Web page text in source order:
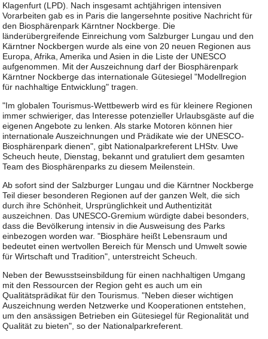
Klagenfurt (LPD). Nach insgesamt achtjährigen intensiven
Vorarbeiten gab es in Paris die langersehnte positive Nachricht für
den Biosphärenpark Kärntner Nockberge. Die
länderübergreifende Einreichung vom Salzburger Lungau und den
Kärntner Nockbergen wurde als eine von 20 neuen Regionen aus
Europa, Afrika, Amerika und Asien in die Liste der UNESCO
aufgenommen. Mit der Auszeichnung darf der Biosphärenpark
Kärntner Nockberge das internationale Gütesiegel "Modellregion
für nachhaltige Entwicklung" tragen.
"Im globalen Tourismus-Wettbewerb wird es für kleinere Regionen
immer schwieriger, das Interesse potenzieller Urlaubsgäste auf die
eigenen Angebote zu lenken. Als starke Motoren können hier
internationale Auszeichnungen und Prädikate wie der UNESCO-
Biosphärenpark dienen", gibt Nationalparkreferent LHStv. Uwe
Scheuch heute, Dienstag, bekannt und gratuliert dem gesamten
Team des Biosphärenparks zu diesem Meilenstein.
Ab sofort sind der Salzburger Lungau und die Kärntner Nockberge
Teil dieser besonderen Regionen auf der ganzen Welt, die sich
durch ihre Schönheit, Ursprünglichkeit und Authentizität
auszeichnen. Das UNESCO-Gremium würdigte dabei besonders,
dass die Bevölkerung intensiv in die Ausweisung des Parks
einbezogen worden war. "Biosphäre heißt Lebensraum und
bedeutet einen wertvollen Bereich für Mensch und Umwelt sowie
für Wirtschaft und Tradition", unterstreicht Scheuch.
Neben der Bewusstseinsbildung für einen nachhaltigen Umgang
mit den Ressourcen der Region geht es auch um ein
Qualitätsprädikat für den Tourismus. "Neben dieser wichtigen
Auszeichnung werden Netzwerke und Kooperationen entstehen,
um den ansässigen Betrieben ein Gütesiegel für Regionalität und
Qualität zu bieten", so der Nationalparkreferent.